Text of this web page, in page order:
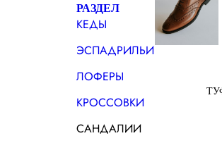
РАЗДЕЛ
КЕДЫ
ЭСПАДРИЛЬИ
ЛОФЕРЫ
КРОССОВКИ
САНДАЛИИ